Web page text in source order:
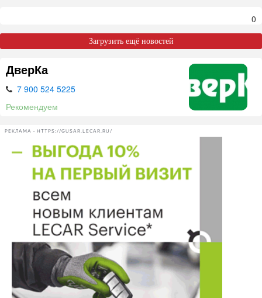
0
Загрузить ещё новостей
ДверКа
7 900 524 5225
Рекомендуем
РЕКЛАМА • HTTPS://GUSAR.LECAR.RU/